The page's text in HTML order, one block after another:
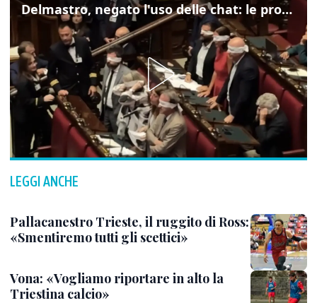
Delmastro, negato l'uso delle chat: le proteste di Avs e M5s
LEGGI ANCHE
Pallacanestro Trieste, il ruggito di Ross:
«Smentiremo tutti gli scettici»
Vona: «Vogliamo riportare in alto la
Triestina calcio»